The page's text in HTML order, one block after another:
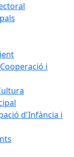
i
d'Infància i